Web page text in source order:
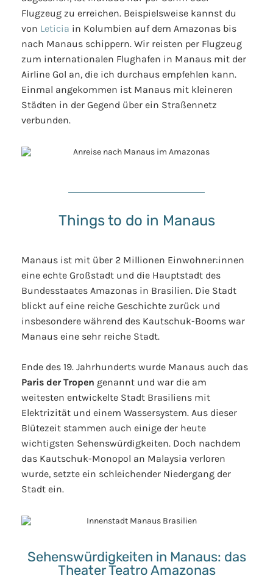
Flugzeug zu erreichen. Beispielsweise kannst du
von Leticia in Kolumbien auf dem Amazonas bis
nach Manaus schippern. Wir reisten per Flugzeug
zum internationalen Flughafen in Manaus mit der
Airline Gol an, die ich durchaus empfehlen kann.
Einmal angekommen ist Manaus mit kleineren
Städten in der Gegend über ein Straßennetz
verbunden.
Things to do in Manaus
Manaus ist mit über 2 Millionen Einwohner:innen
eine echte Großstadt und die Hauptstadt des
Bundesstaates Amazonas in Brasilien. Die Stadt
blickt auf eine reiche Geschichte zurück und
insbesondere während des Kautschuk-Booms war
Manaus eine sehr reiche Stadt.
Ende des 19. Jahrhunderts wurde Manaus auch das
Paris der Tropen genannt und war die am
weitesten entwickelte Stadt Brasiliens mit
Elektrizität und einem Wassersystem. Aus dieser
Blütezeit stammen auch einige der heute
wichtigsten Sehenswürdigkeiten. Doch nachdem
das Kautschuk-Monopol an Malaysia verloren
wurde, setzte ein schleichender Niedergang der
Stadt ein.
Sehenswürdigkeiten in Manaus: das
Theater Teatro Amazonas